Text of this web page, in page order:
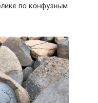
по конфузным